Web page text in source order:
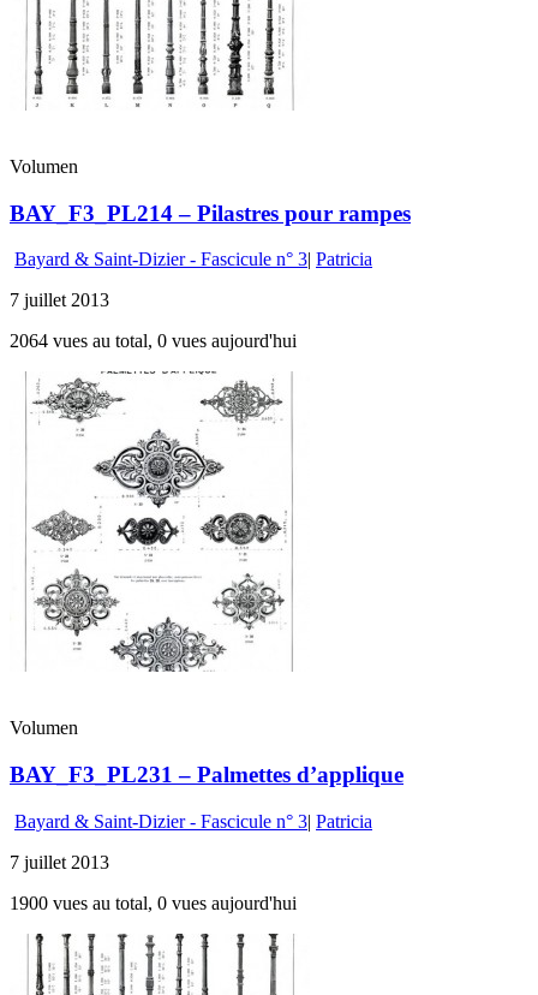
Volumen
BAY_F3_PL214 – Pilastres pour rampes
Bayard & Saint-Dizier - Fascicule n° 3| Patricia
7 juillet 2013
2064 vues au total, 0 vues aujourd'hui
Volumen
BAY_F3_PL231 – Palmettes d’applique
Bayard & Saint-Dizier - Fascicule n° 3| Patricia
7 juillet 2013
1900 vues au total, 0 vues aujourd'hui